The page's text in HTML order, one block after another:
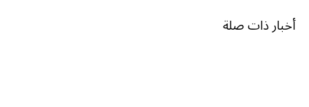
أخبار ذات صلة